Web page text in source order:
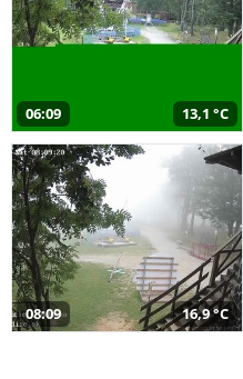
06:09 13,1 °C
08:09 16,9 °C